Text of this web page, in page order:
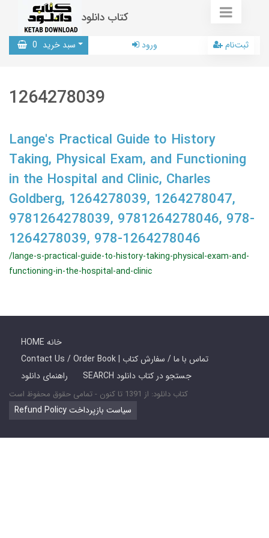
کتاب دانلود
سبد خرید 0 ورود ثبت‌نام
1264278039
Lange's Practical Guide to History
Taking, Physical Exam, and Functioning
in the Hospital and Clinic, Charles
Goldberg, 1264278039, 1264278047,
9781264278039, 9781264278046, 978-
1264278039, 978-1264278046
/lange-s-practical-guide-to-history-taking-physical-exam-and-
functioning-in-the-hospital-and-clinic
HOME خانه
Contact Us / Order Book | تماس با ما / سفارش کتاب
راهنمای دانلود
SEARCH جستجو در کتاب دانلود
کتاب دانلود: از 1391 تا کنون - تمامی حقوق محفوظ است
Refund Policy سیاست بازپرداخت